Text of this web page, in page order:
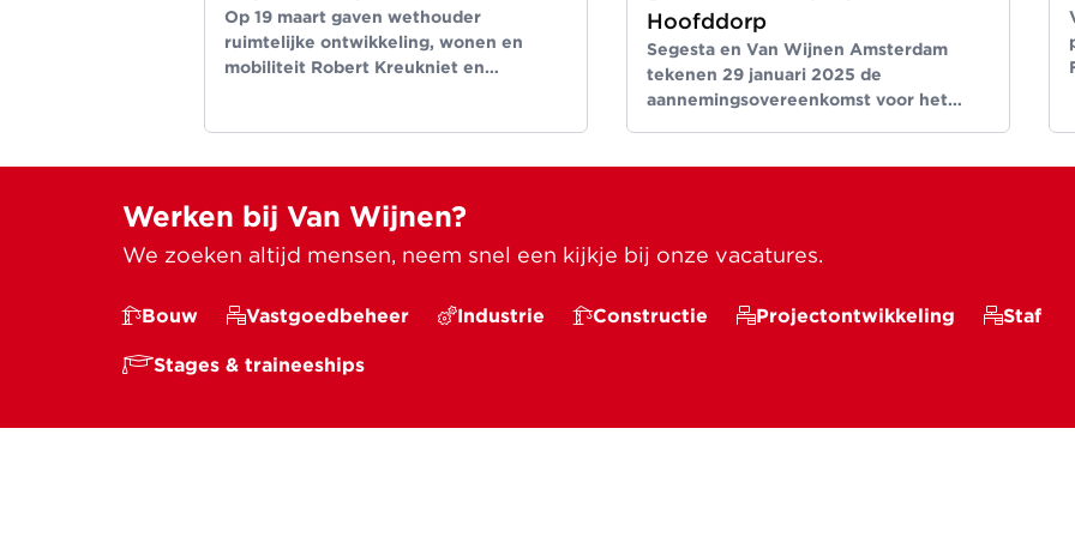
Op 19 maart gaven wethouder
ruimtelijke ontwikkeling, wonen en
mobiliteit Robert Kreukniet en
Hoofddorp
Segesta en Van Wijnen Amsterdam
tekenen 29 januari 2025 de
aannemingsovereenkomst voor het
Werken bij Van Wijnen?
We zoeken altijd mensen, neem snel een kijkje bij onze vacatures.
Bouw Vastgoedbeheer Industrie Constructie Projectontwikkeling Staf
Stages & traineeships